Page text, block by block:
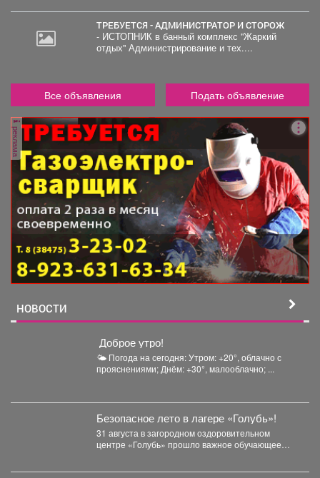
ТРЕБУЕТСЯ - АДМИНИСТРАТОР И СТОРОЖ
- ИСТОПНИК в банный комплекс "Жаркий
отдых" Администрирование и тех....
Все объявления Подать объявление
реклама
НОВОСТИ
️ Доброе утро!
🌤 Погода на сегодня: Утром: +20°, облачно с
прояснениями; Днём: +30°, малооблачно; ...
Безопасное лето в лагере «Голубь»!
31 августа в загородном оздоровительном
центре «Голубь» прошло важное обучающее